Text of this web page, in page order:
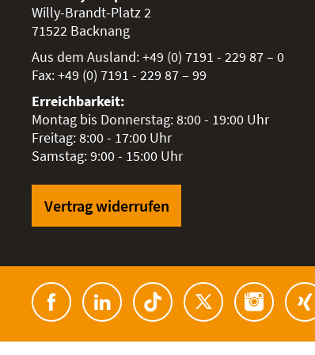
Willy-Brandt-Platz 2
71522 Backnang
Aus dem Ausland:+49 (0) 7191 - 229 87 – 0
Fax:+49 (0) 7191 - 229 87 – 99
Erreichbarkeit:
Montag bis Donnerstag: 8:00 - 19:00 Uhr
Freitag: 8:00 - 17:00 Uhr
Samstag: 9:00 - 15:00 Uhr
Vertrag widerrufen